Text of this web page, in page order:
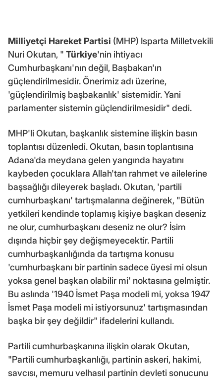
Milliyetçi Hareket Partisi (MHP) Isparta Milletvekili
Nuri Okutan, " Türkiye'nin ihtiyacı
Cumhurbaşkanı'nın değil, Başbakan'ın
güçlendirilmesidir. Önerimiz adı üzerine,
'güçlendirilmiş başbakanlık' sistemidir. Yani
parlamenter sistemin güçlendirilmesidir" dedi.
MHP'li Okutan, başkanlık sistemine ilişkin basın
toplantısı düzenledi. Okutan, basın toplantısına
Adana'da meydana gelen yangında hayatını
kaybeden çocuklara Allah'tan rahmet ve ailelerine
başsağlığı dileyerek başladı. Okutan, 'partili
cumhurbaşkanı' tartışmalarına değinerek, "Bütün
yetkileri kendinde toplamış kişiye başkan deseniz
ne olur, cumhurbaşkanı deseniz ne olur? İsim
dışında hiçbir şey değişmeyecektir. Partili
cumhurbaşkanlığında da tartışma konusu
'cumhurbaşkanı bir partinin sadece üyesi mi olsun
yoksa genel başkan olabilir mi' noktasına gelmiştir.
Bu aslında '1940 İsmet Paşa modeli mi, yoksa 1947
İsmet Paşa modeli mi istiyorsunuz' tartışmasından
başka bir şey değildir" ifadelerini kullandı.
Partili cumhurbaşkanına ilişkin olarak Okutan,
"Partili cumhurbaşkanlığı, partinin askeri, hakimi,
savcısı, memuru velhasıl partinin devleti sonucunu